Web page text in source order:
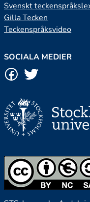
Svenskt
Gilla Tecken
Teckenspråksvideo
SOCIALA MEDIER